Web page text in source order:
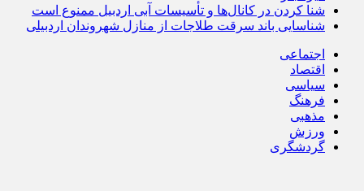
شنا کردن در کانال‌ها و تأسیسات آبی اردبیل ممنوع است
شناسایی باند سرقت طلاجات از منازل شهروندان اردبیلی
اجتماعی
اقتصاد
سیاسی
فرهنگ
مذهبی
ورزش
گردشگری